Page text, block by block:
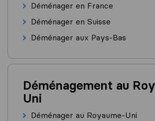
Déménager en France
Déménager en Suisse
Déménager aux Pays-Bas
Déménagement au
Uni
Déménager au Royaume-Uni